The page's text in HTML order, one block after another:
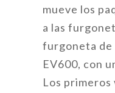
mueve los
a las
furgoneta
EV600, con
Los